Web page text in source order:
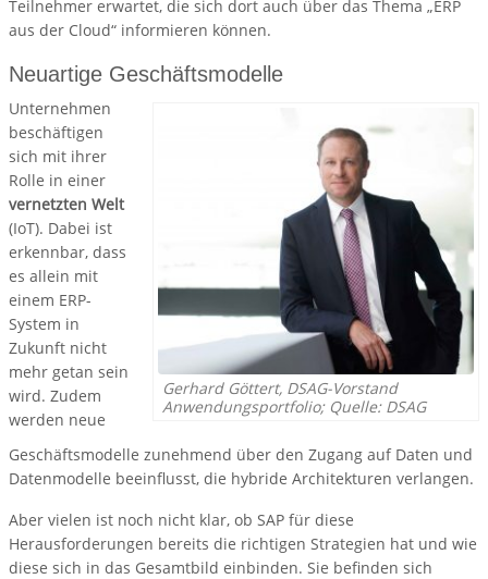
Teilnehmer erwartet, die sich dort auch über das Thema „ERP
aus der Cloud“ informieren können.
Neuartige Geschäftsmodelle
Gerhard Göttert, DSAG-Vorstand
Anwendungsportfolio; Quelle: DSAG
Unternehmen
beschäftigen
sich mit ihrer
Rolle in einer
vernetzten Welt
(IoT). Dabei ist
erkennbar, dass
es allein mit
einem ERP-
System in
Zukunft nicht
mehr getan sein
wird. Zudem
werden neue
Geschäftsmodelle zunehmend über den Zugang auf Daten und
Datenmodelle beeinflusst, die hybride Architekturen verlangen.
Aber vielen ist noch nicht klar, ob SAP für diese
Herausforderungen bereits die richtigen Strategien hat und wie
diese sich in das Gesamtbild einbinden. Sie befinden sich